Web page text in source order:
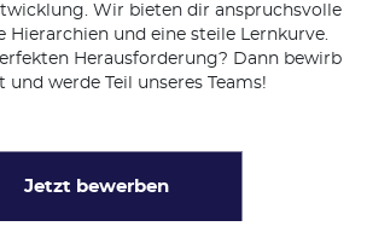
Wir bieten dir anspruchsvolle
Hierarchien und eine steile Lernkurve.
Herausforderung? Dann bewirb
und werde Teil unseres Teams!
Jetzt bewerben